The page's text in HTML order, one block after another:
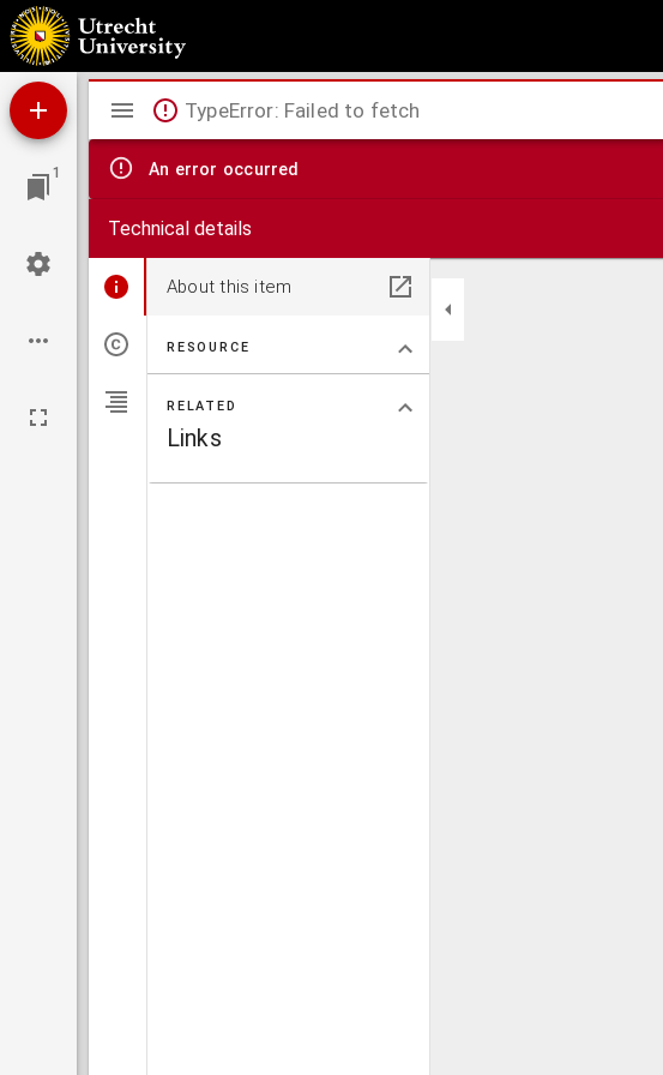
Eenige trekken uit het leven van Christiaan Frederik Schwartz, zendeling in Oost-Indië.
1
Mirador
viewer
TypeError: Failed to fetch
An error occurred
Technical details
About this item
RESOURCE
RELATED
Links